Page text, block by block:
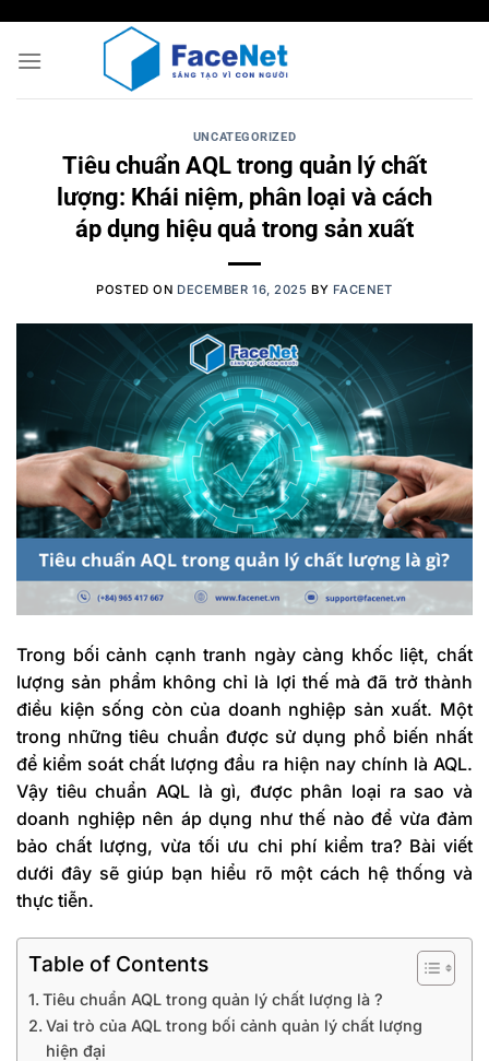
content
UNCATEGORIZED
Tiêu chuẩn AQL trong quản lý chất
lượng: Khái niệm, phân loại và cách
áp dụng hiệu quả trong sản xuất
POSTED ON DECEMBER 16, 2025 BY FACENET
Trong bối cảnh cạnh tranh ngày càng khốc liệt, chất
lượng sản phẩm không chỉ là lợi thế mà đã trở thành
điều kiện sống còn của doanh nghiệp sản xuất. Một
trong những tiêu chuẩn được sử dụng phổ biến nhất
để kiểm soát chất lượng đầu ra hiện nay chính là AQL.
Vậy tiêu chuẩn AQL là gì, được phân loại ra sao và
doanh nghiệp nên áp dụng như thế nào để vừa đảm
bảo chất lượng, vừa tối ưu chi phí kiểm tra? Bài viết
dưới đây sẽ giúp bạn hiểu rõ một cách hệ thống và
thực tiễn.
Table of Contents
Tiêu chuẩn AQL trong quản lý chất lượng là ?
Vai trò của AQL trong bối cảnh quản lý chất lượng
hiện đại